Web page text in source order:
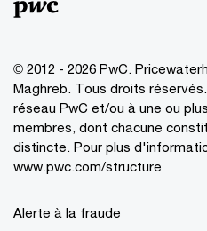
© 2012 - 2026 PwC.
Maghreb. Tous droits
réseau PwC et/ou à une ou
membres, dont chacune
distincte. Pour plus
www.pwc.com/structure
Alerte à la fraude